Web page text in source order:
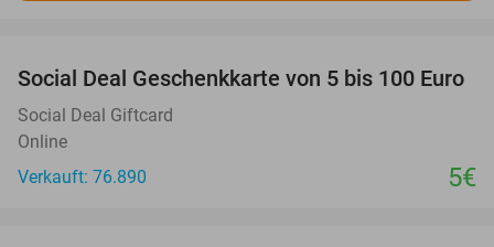
Social Deal Geschenkkarte von 5 bis 100 Euro
Social Deal Giftcard
Online
Verkauft: 76.890
5€